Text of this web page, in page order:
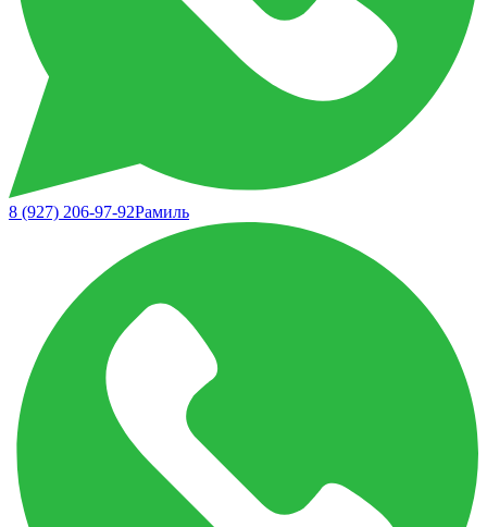
8 (927) 206-97-92Рамиль